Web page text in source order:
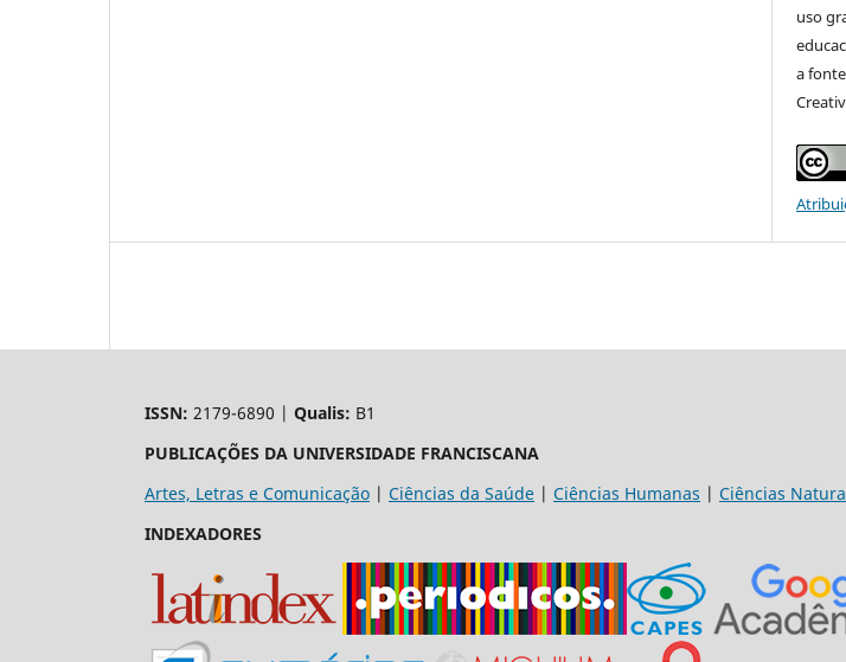
uso
a
ISSN: 2179-6890 | Qualis: B1
PUBLICAÇÕES DA UNIVERSIDADE FRANCISCANA
Artes, Letras e Comunicação | Ciências da Saúde | Ciências Humanas | Ciências
INDEXADORES